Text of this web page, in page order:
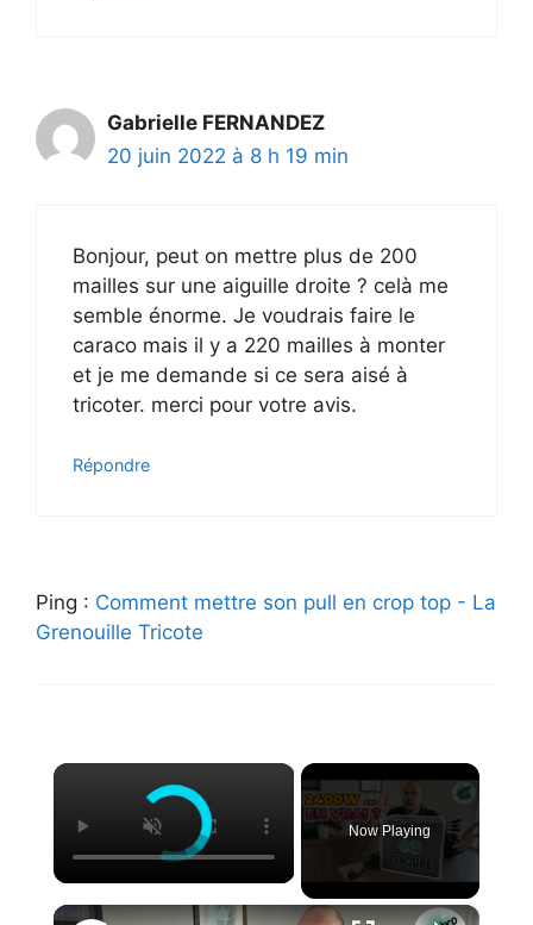
Gabrielle FERNANDEZ
20 juin 2022 à 8 h 19 min
Bonjour, peut on mettre plus de 200
mailles sur une aiguille droite ? celà me
semble énorme. Je voudrais faire le
caraco mais il y a 220 mailles à monter
et je me demande si ce sera aisé à
tricoter. merci pour votre avis.
Répondre
Ping : Comment mettre son pull en crop top - La
Grenouille Tricote
×
Now Playing
×